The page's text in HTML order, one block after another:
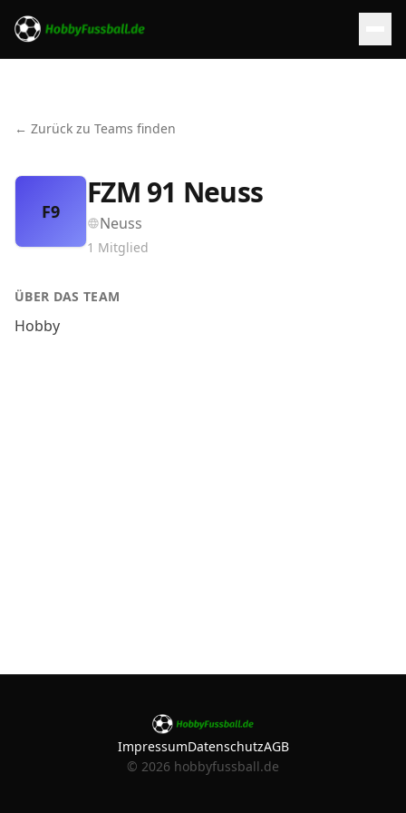
← Zurück zu Teams finden
F9
FZM 91 Neuss
Neuss
1 Mitglied
ÜBER DAS TEAM
Hobby
ImpressumDatenschutzAGB
© 2026 hobbyfussball.de